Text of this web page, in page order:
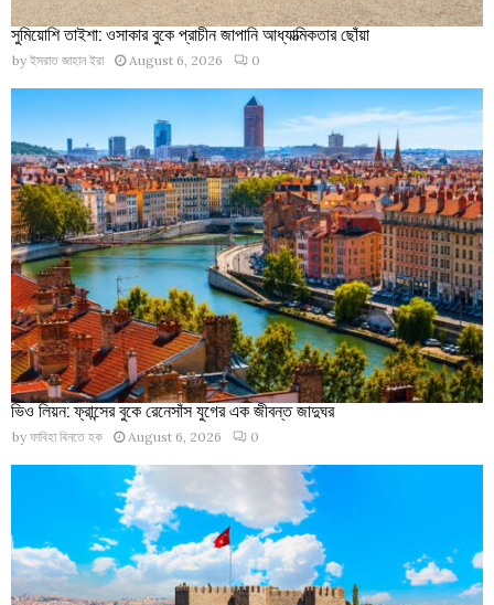
সুমিয়োশি তাইশা: ওসাকার বুকে প্রাচীন জাপানি আধ্যাত্মিকতার ছোঁয়া
by ইসরাত জাহান ইরা August 6, 2026 0
ভিও লিয়ন: ফ্রান্সের বুকে রেনেসাঁস যুগের এক জীবন্ত জাদুঘর
by ফাবিহা বিনতে হক August 6, 2026 0